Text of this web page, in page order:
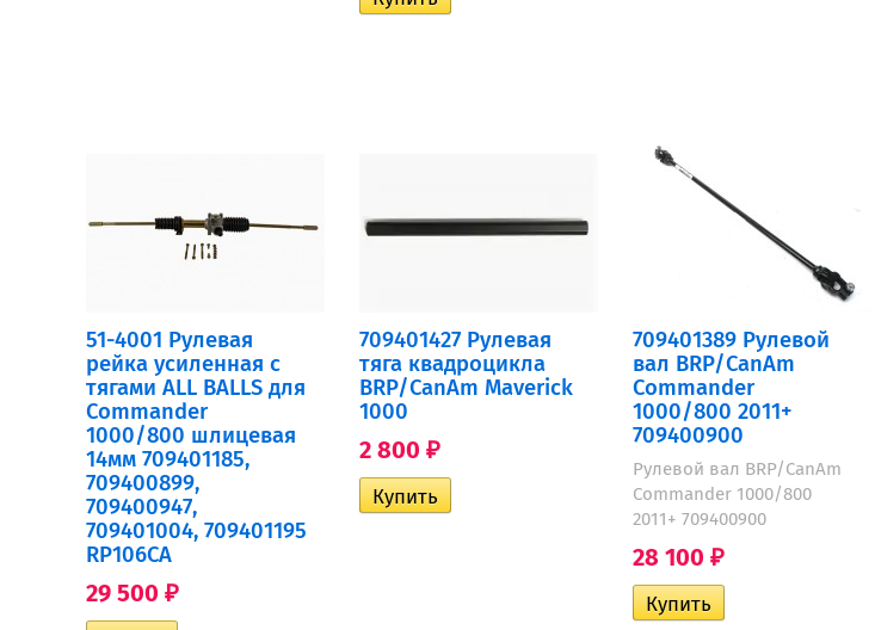
51-4001 Рулевая
рейка усиленная с
тягами ALL BALLS для
Commander
1000/800 шлицевая
14мм 709401185,
709400899,
709400947,
709401004, 709401195
RP106CA
29 500 ₽
709401427 Рулевая
тяга квадроцикла
BRP/CanAm Maverick
1000
2 800 ₽
709401389 Рулевой
вал BRP/CanAm
Commander
1000/800 2011+
709400900
Рулевой вал BRP/CanAm
Commander 1000/800
2011+ 709400900
28 100 ₽